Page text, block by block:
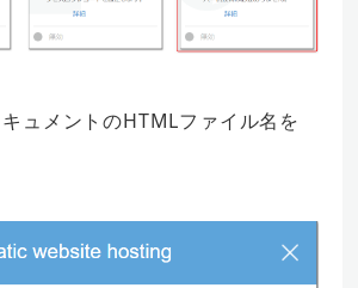
ュメントのHTMLファイル名を